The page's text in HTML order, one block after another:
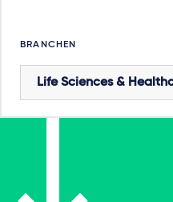
BRANCHEN
Life Sciences &